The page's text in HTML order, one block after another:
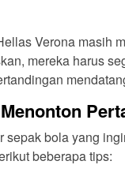
Verona masih
mereka harus
sepak bola yang
beberapa tips: